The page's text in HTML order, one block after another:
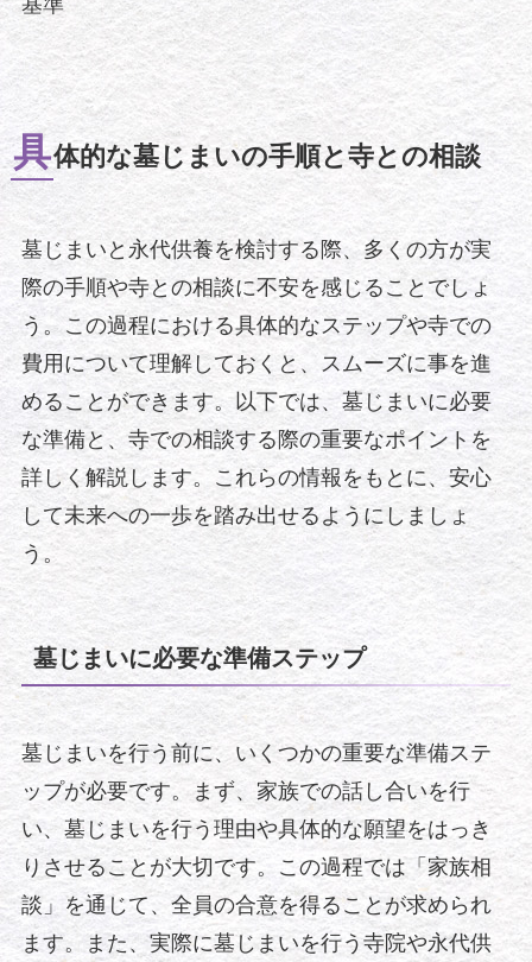
基準
具体的な墓じまいの手順と寺との相談
墓じまいと永代供養を検討する際、多くの方が実
際の手順や寺との相談に不安を感じることでしょ
う。この過程における具体的なステップや寺での
費用について理解しておくと、スムーズに事を進
めることができます。以下では、墓じまいに必要
な準備と、寺での相談する際の重要なポイントを
詳しく解説します。これらの情報をもとに、安心
して未来への一歩を踏み出せるようにしましょ
う。
墓じまいに必要な準備ステップ
墓じまいを行う前に、いくつかの重要な準備ステ
ップが必要です。まず、家族での話し合いを行
い、墓じまいを行う理由や具体的な願望をはっき
りさせることが大切です。この過程では「家族相
談」を通じて、全員の合意を得ることが求められ
ます。また、実際に墓じまいを行う寺院や永代供